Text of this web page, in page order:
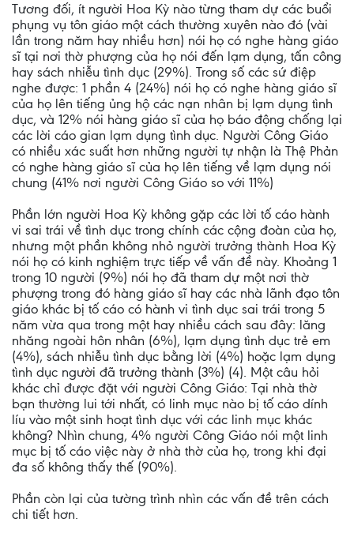
Tương đối, ít người Hoa Kỳ nào từng tham dự các buổi
phụng vụ tôn giáo một cách thường xuyên nào đó (vài
lần trong năm hay nhiều hơn) nói họ có nghe hàng giáo
sĩ tại nơi thờ phượng của họ nói đến lạm dụng, tấn công
hay sách nhiễu tình dục (29%). Trong số các sứ điệp
nghe được: 1 phần 4 (24%) nói họ có nghe hàng giáo sĩ
của họ lên tiếng ủng hộ các nạn nhân bị lạm dụng tình
dục, và 12% nói hàng giáo sĩ của họ báo động chống lại
các lời cáo gian lạm dụng tình dục. Người Công Giáo
có nhiều xác suất hơn những người tự nhận là Thệ Phản
có nghe hàng giáo sĩ của họ lên tiếng về lạm dụng nói
chung (41% nơi người Công Giáo so với 11%)
Phần lớn người Hoa Kỳ không gặp các lời tố cáo hành
vi sai trái về tình dục trong chính các cộng đoàn của họ,
nhưng một phần không nhỏ người trưởng thành Hoa Kỳ
nói họ có kinh nghiệm trực tiếp về vấn đề này. Khoảng 1
trong 10 người (9%) nói họ đã tham dự một nơi thờ
phượng trong đó hàng giáo sĩ hay các nhà lãnh đạo tôn
giáo khác bị tố cáo có hành vi tình dục sai trái trong 5
năm vừa qua trong một hay nhiều cách sau đây: lăng
nhăng ngoài hôn nhân (6%), lạm dụng tình dục trẻ em
(4%), sách nhiễu tình dục bằng lời (4%) hoặc lạm dụng
tình dục người đã trưởng thành (3%) (4). Một câu hỏi
khác chỉ được đặt với người Công Giáo: Tại nhà thờ
bạn thường lui tới nhất, có linh mục nào bị tố cáo dính
líu vào một sinh hoạt tình dục với các linh mục khác
không? Nhìn chung, 4% người Công Giáo nói một linh
mục bị tố cáo việc này ở nhà thờ của họ, trong khi đại
đa số không thấy thế (90%).
Phần còn lại của tường trình nhìn các vấn đề trên cách
chi tiết hơn.